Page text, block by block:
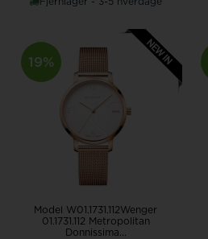
19%
Model W01.1731.112Wenger
01.1731.112 Metropolitan
Donnissima...